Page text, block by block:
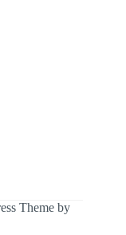
Theme by